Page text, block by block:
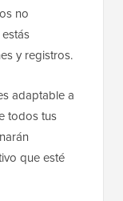
no
y registros.
adaptable a
todos tus
que esté